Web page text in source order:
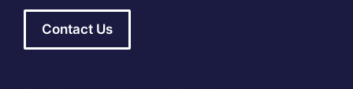
Contact Us